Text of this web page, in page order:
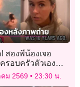
! สองพี่น้องเจอ
รอบครัวตัวเอง
บนผนังบ้านเช่า
ม 2569 23:30 น.